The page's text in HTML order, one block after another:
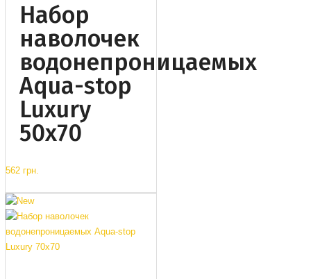
Набор
наволочек
водонепроницаемых
Aqua-stop
Luxury
50x70
562 грн.